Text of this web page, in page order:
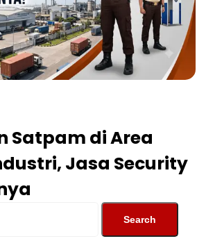
Satpam di Area
Jasa Security